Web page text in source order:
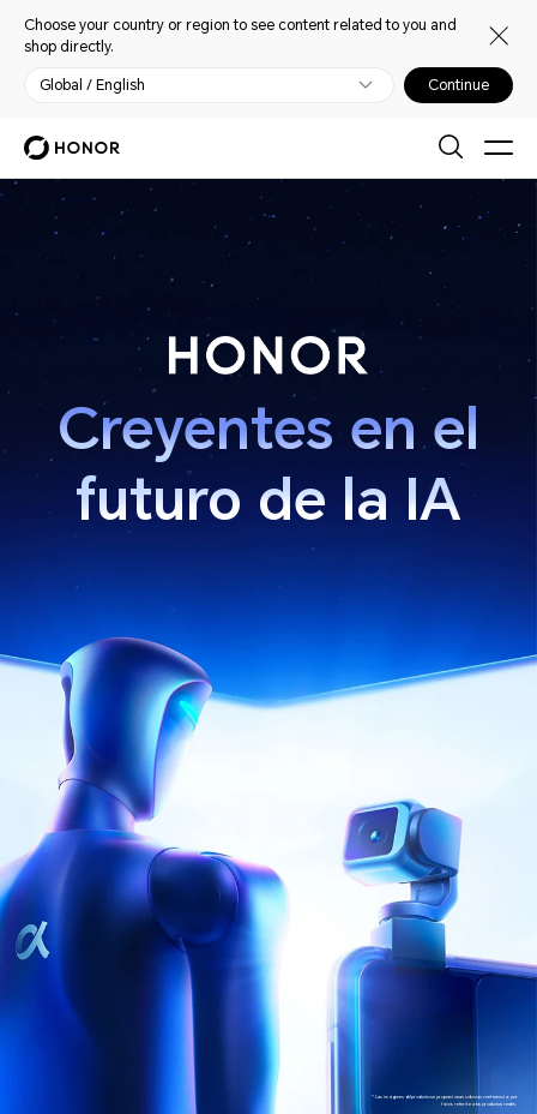
Choose your country or region to see content related to you and
shop directly.
Global / English Continue
Creyentes en el
futuro de la IA
*Las imágenes del producto se proporcionan solo como referencia; por
favor, referite a los productos reales.